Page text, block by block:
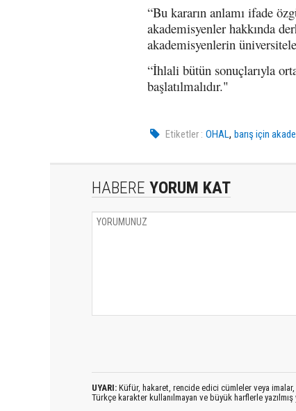
“Bu kararın anlamı ifade
akademisyenler hakkında
akademisyenlerin
“İhlali bütün sonuçlarıyla
başlatılmalıdır."
Etiketler : OHAL,barış için
HABERE YORUM KAT
UYARI: Küfür, hakaret, rencide edici cümleler veya imalar,
Türkçe karakter kullanılmayan ve büyük harflerle